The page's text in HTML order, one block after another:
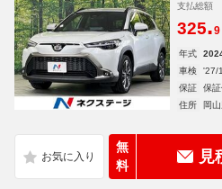
支払総額
325.9
年式
車検
'27/
保証
保
住所
岡
無
料
見